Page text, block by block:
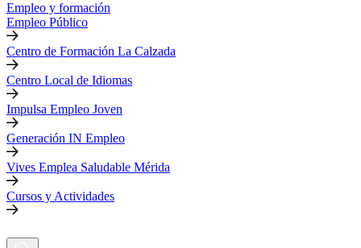
Empleo y formación
Empleo Público
Centro de Formación La Calzada
Centro Local de Idiomas
Impulsa Empleo Joven
Generación IN Empleo
Vives Emplea Saludable Mérida
Cursos y Actividades